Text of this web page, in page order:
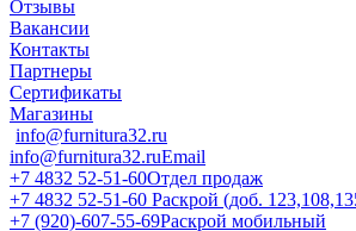
Отзывы
Вакансии
Контакты
Партнеры
Сертификаты
Магазины
info@furnitura32.ru
info@furnitura32.ruEmail
+7 4832 52-51-60Отдел продаж
+7 4832 52-51-60 Раскрой (доб.
+7 (920)-607-55-69Раскрой мобильный